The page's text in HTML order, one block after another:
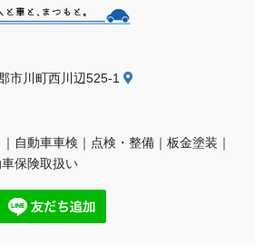
市川町西川辺525-1
自動車車検｜点検・整備｜板金塗装｜
保険取扱い